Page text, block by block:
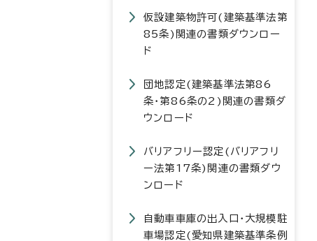
仮設建築物許可(建築基準法第
85条)関連の書類ダウンロー
ド
団地認定(建築基準法第86
条・第86条の2)関連の書類ダ
ウンロード
バリアフリー認定(バリアフリ
ー法第17条)関連の書類ダウ
ンロード
自動車車庫の出入口・大規模駐
車場認定(愛知県建築基準条例